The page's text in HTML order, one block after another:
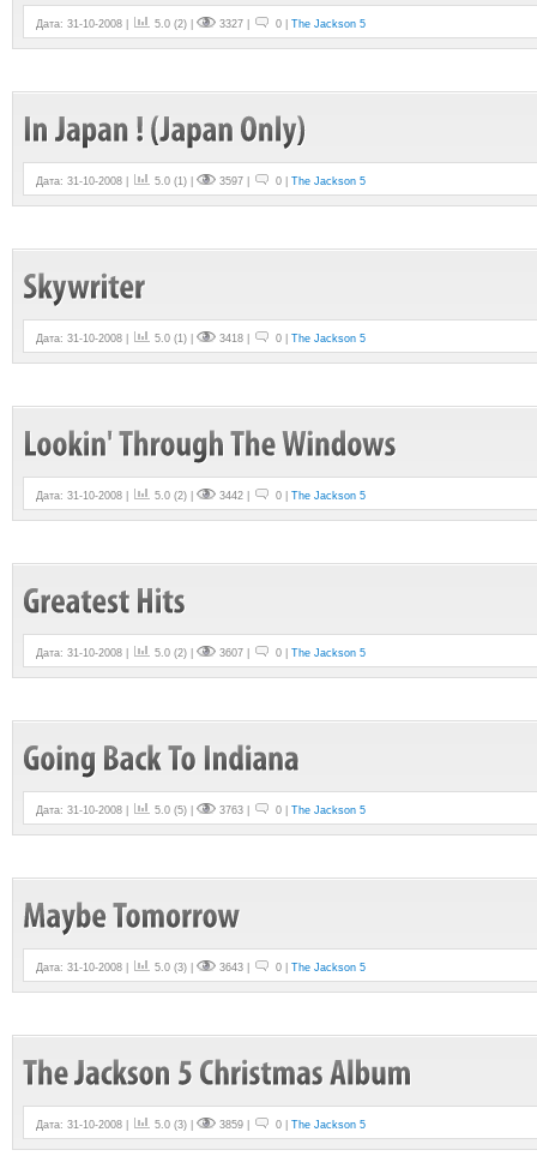
Дата: 31-10-2008 | 5.0 (2) | 3327 | 0 | The Jackson 5
Дата: 31-10-2008 | 5.0 (1) | 3597 | 0 | The Jackson 5
Дата: 31-10-2008 | 5.0 (1) | 3418 | 0 | The Jackson 5
Дата: 31-10-2008 | 5.0 (2) | 3442 | 0 | The Jackson 5
Дата: 31-10-2008 | 5.0 (2) | 3607 | 0 | The Jackson 5
Дата: 31-10-2008 | 5.0 (5) | 3763 | 0 | The Jackson 5
Дата: 31-10-2008 | 5.0 (3) | 3643 | 0 | The Jackson 5
Дата: 31-10-2008 | 5.0 (3) | 3859 | 0 | The Jackson 5